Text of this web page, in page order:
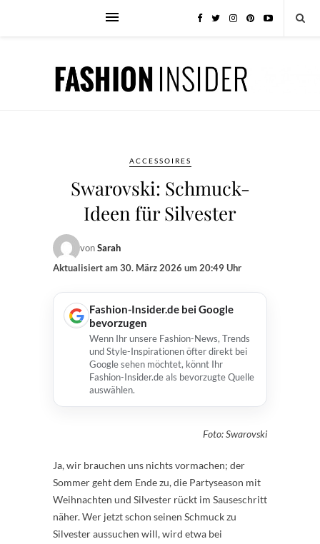
ACCESSOIRES
Swarovski: Schmuck-
Ideen für Silvester
vonSarah
Aktualisiert am30. März 2026 um 20:49 Uhr
Fashion-Insider.de bei Google
bevorzugen
Wenn Ihr unsere Fashion-News, Trends
und Style-Inspirationen öfter direkt bei
Google sehen möchtet, könnt Ihr
Fashion-Insider.de als bevorzugte Quelle
auswählen.
Foto: Swarovski
Ja, wir brauchen uns nichts vormachen; der
Sommer geht dem Ende zu, die Partyseason mit
Weihnachten und Silvester rückt im Sauseschritt
näher. Wer jetzt schon seinen Schmuck zu
Silvester aussuchen will, wird etwa bei